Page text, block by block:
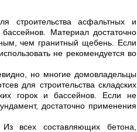
строительства асфальтных и
Материал достаточно
чем гранитный щебень. Если
не рекомендуется во
но многие домовладельцы
для строительства складских
горок и бассейнов. Если не
достаточно применения
всех составляющих бетона,